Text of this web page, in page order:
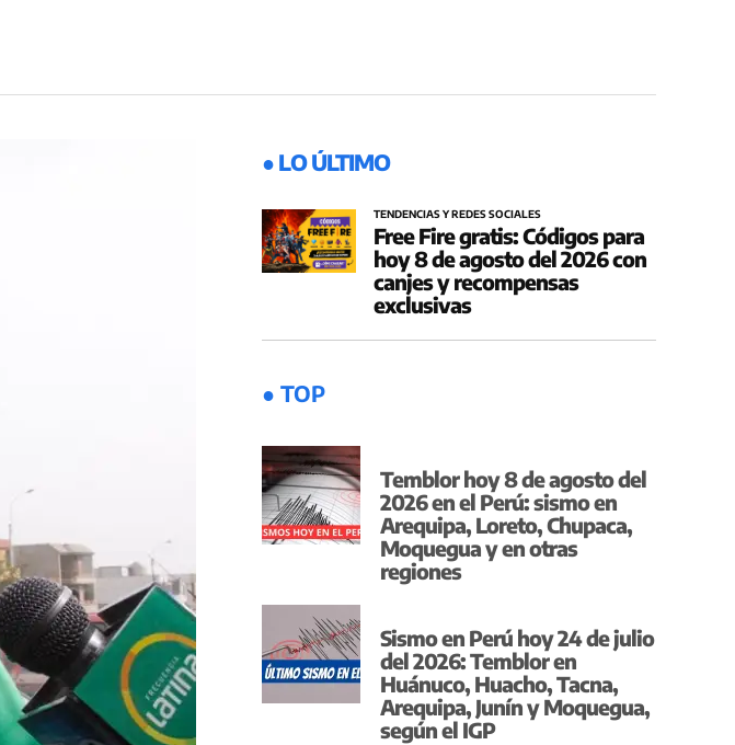
● LO ÚLTIMO
TENDENCIAS Y REDES SOCIALES
Free Fire gratis: Códigos para
hoy 8 de agosto del 2026 con
canjes y recompensas
exclusivas
● TOP
Temblor hoy 8 de agosto del
2026 en el Perú: sismo en
Arequipa, Loreto, Chupaca,
Moquegua y en otras
regiones
Sismo en Perú hoy 24 de julio
del 2026: Temblor en
Huánuco, Huacho, Tacna,
Arequipa, Junín y Moquegua,
según el IGP